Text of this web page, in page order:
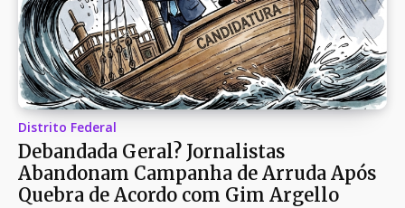
Distrito Federal
Debandada Geral? Jornalistas
Abandonam Campanha de Arruda Após
Quebra de Acordo com Gim Argello